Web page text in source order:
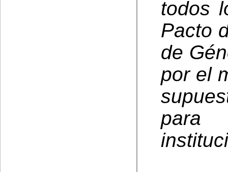
todos
Pacto
de
por el